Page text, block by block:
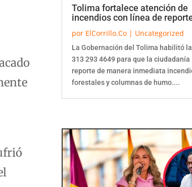
Tolima fortalece atención de
incendios con línea de
por ElCorrillo.Co| Uncategorized
La Gobernación del Tolima habilitó
313 293 4649 para que la ciudadanía
reporte de manera inmediata
forestales y columnas de humo....